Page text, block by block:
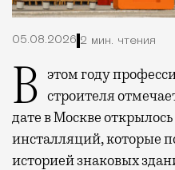
05.08.2026 2 мин. чтения
В этом году профессиональный праздник День строителя
дате в Москве
инсталляций, которые
историей знаковых